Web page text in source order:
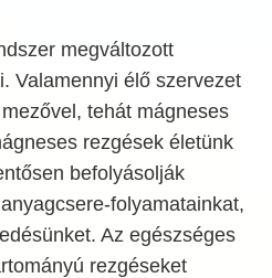
megváltozott
Valamennyi élő szervezet
tehát mágneses
rezgések életünk
befolyásolják
folyamatainkat,
Az egészséges
rezgéseket